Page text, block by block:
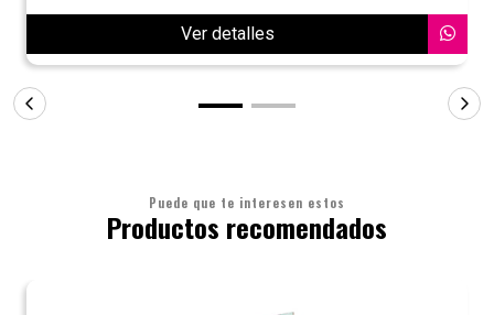
Ver detalles
Puede que te interesen estos
Productos recomendados